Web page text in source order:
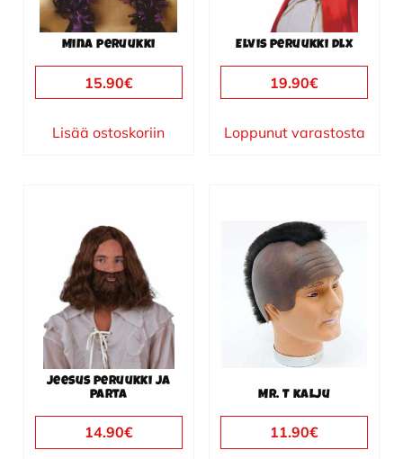
Mina peruukki
15.90€
Lisää ostoskoriin
Elvis peruukki dlx
19.90€
Loppunut varastosta
Jeesus peruukki ja
parta
14.90€
Mr. T kalju
11.90€